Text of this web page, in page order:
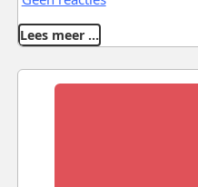
Lees meer …